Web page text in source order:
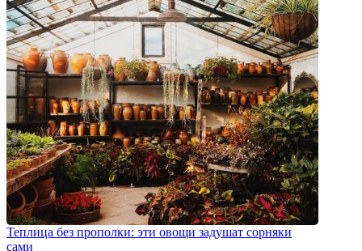
Теплица без прополки: эти овощи задушат сорняки
сами